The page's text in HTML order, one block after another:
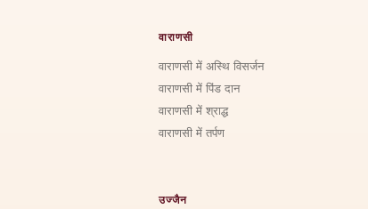
वाराणसी
वाराणसी में अस्थि विसर्जन
वाराणसी में पिंड दान
वाराणसी में श्राद्ध
वाराणसी में तर्पण
उज्जैन